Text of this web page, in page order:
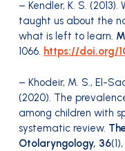
– Kendler, K. S.
taught us about the
what is left to learn.
1066. https://doi.org/
– Khodeir, M. S., El-
(2020). The
among children with
systematic review.
Otolaryngology, 36